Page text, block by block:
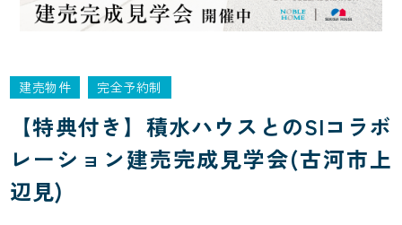
建売物件 完全予約制
【特典付き】積水ハウスとのSIコラボ
レーション建売完成見学会(古河市上
辺見)